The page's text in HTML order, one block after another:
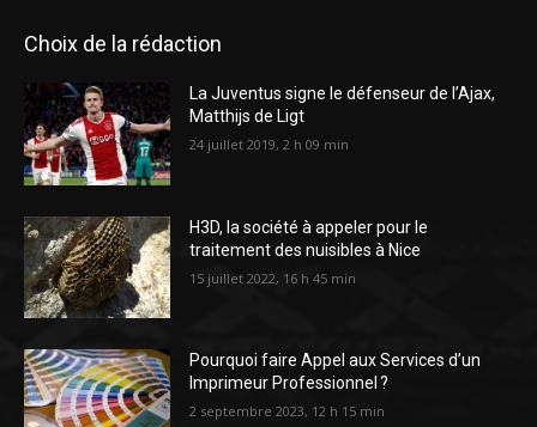
Choix de la rédaction
La Juventus signe le défenseur de l’Ajax,
Matthijs de Ligt
24 juillet 2019, 2 h 09 min
H3D, la société à appeler pour le
traitement des nuisibles à Nice
15 juillet 2022, 16 h 45 min
Pourquoi faire Appel aux Services d’un
Imprimeur Professionnel ?
2 septembre 2023, 12 h 15 min